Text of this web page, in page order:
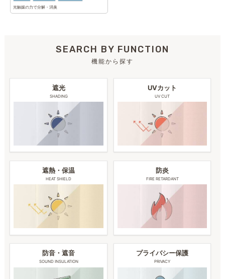
光触媒の力で分解・消臭
SEARCH BY FUNCTION
機能から探す
遮光
SHADING
UVカット
UV CUT
遮熱・保温
HEAT SHIELD
防炎
FIRE RETARDANT
防音・遮音
SOUND INSULATION
プライバシー保護
PRIVACY